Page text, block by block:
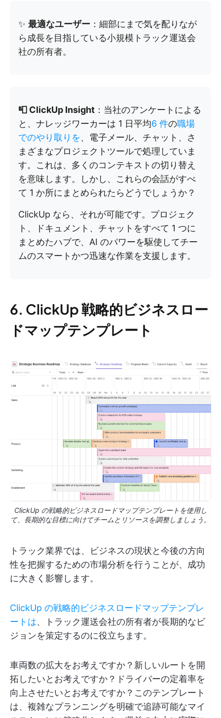
✨ 最適なユーザー ：細部にまで気を配りなが
ら成長を目指している小規模トラック運送会
社の所有者。
📮 ClickUp Insight ：当社のアンケートによる
と、ナレッジワーカーは 1 日平均6 件の職場
でのやり取りを、電子メール、チャット、さ
まざまなプロジェクトツールで処理していま
す。これは、多くのコンテキストの切り替え
を意味します。しかし、これらの会話がすべ
て 1 か所にまとめられたらどうでしょうか？
ClickUp なら、それが可能です。プロジェク
ト、ドキュメント、チャットをすべて 1 つに
まとめたハブで、AI のパワーを駆使してチー
ムのスマートかつ迅速な作業を支援します。
6. ClickUp 戦略的ビジネスロー
ドマップテンプレート
ClickUp の戦略的ビジネスロードマップテンプレートを使用し
て、長期的な目標に向けてチームとリソースを調整しましょう。
トラック業界では、ビジネスの現状と今後の方向
性を把握するための市場分析を行うことが、成功
に大きく影響します。
ClickUp の戦略的ビジネスロードマップテンプレ
ートは、トラック運送会社の所有者が長期的なビ
ジョンを策定するのに役立ちます。
車両数の拡大をお考えですか？新しいルートを開
拓したいとお考えですか？ドライバーの定着率を
向上させたいとお考えですか？このテンプレート
は、複雑なプランニングを明確で追跡可能なマイ